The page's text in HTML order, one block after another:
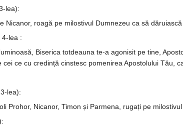
lea):
Nicanor, roagă pe milostivul Dumnezeu ca să
4-lea :
Biserica totdeauna te-a agonisit pe tine,
cei ce cu credință cinstesc pomenirea Apostolului Tău,
lea):
Prohor, Nicanor, Timon și Parmena, rugați pe